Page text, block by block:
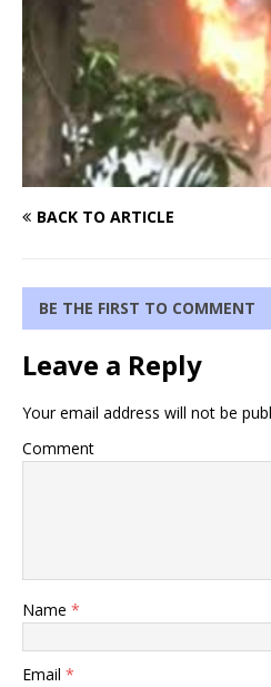
BACK TO ARTICLE
BE THE FIRST TO COMMENT
Leave a Reply
Your email address will not be
Comment
Name *
Email *